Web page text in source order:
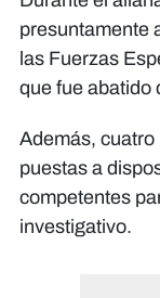
presuntamente
las Fuerzas
que fue abatido
Además,
puestas a
competentes
investigativo.